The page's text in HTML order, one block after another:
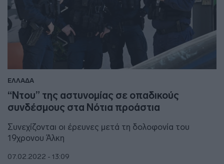
ΕΛΛΑΔΑ
“Ντου” της αστυνομίας σε οπαδικούς
συνδέσμους στα Νότια προάστια
Συνεχίζονται οι έρευνες μετά τη δολοφονία του
19χρονου Άλκη
07.02.2022 - 13:09